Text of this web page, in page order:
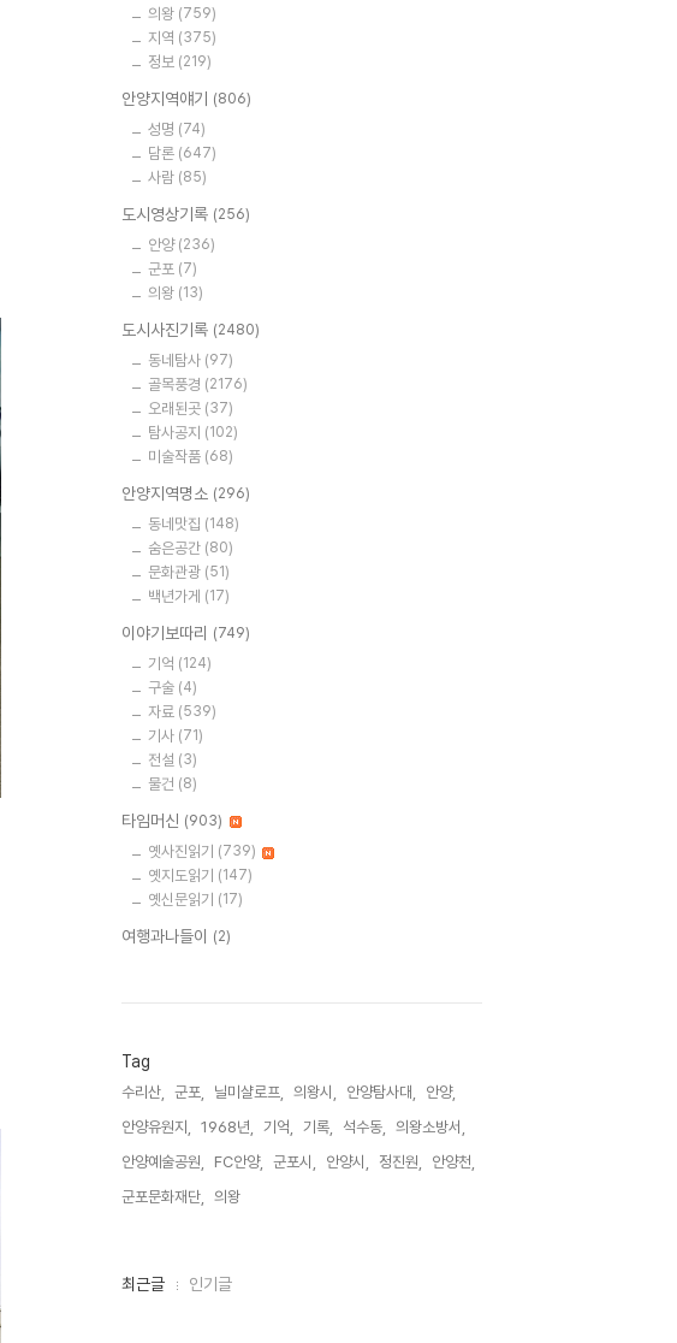
의왕 (759)
지역 (375)
정보 (219)
안양지역얘기 (806)
성명 (74)
담론 (647)
사람 (85)
도시영상기록 (256)
안양 (236)
군포 (7)
의왕 (13)
도시사진기록 (2480)
동네탐사 (97)
골목풍경 (2176)
오래된곳 (37)
탐사공지 (102)
미술작품 (68)
안양지역명소 (296)
동네맛집 (148)
숨은공간 (80)
문화관광 (51)
백년가게 (17)
이야기보따리 (749)
기억 (124)
구술 (4)
자료 (539)
기사 (71)
전설 (3)
물건 (8)
타임머신 (903)
옛사진읽기 (739)
옛지도읽기 (147)
옛신문읽기 (17)
여행과나들이 (2)
Tag
수리산, 군포, 닐미샬로프, 의왕시, 안양탐사대,
안양,
안양유원지,
1968년, 기억, 기록, 석수동,
의왕소방서,
안양예술공원,
FC안양, 군포시, 안양시, 정진원,
안양천,
군포문화재단,
의왕,
최
최근글 인기글